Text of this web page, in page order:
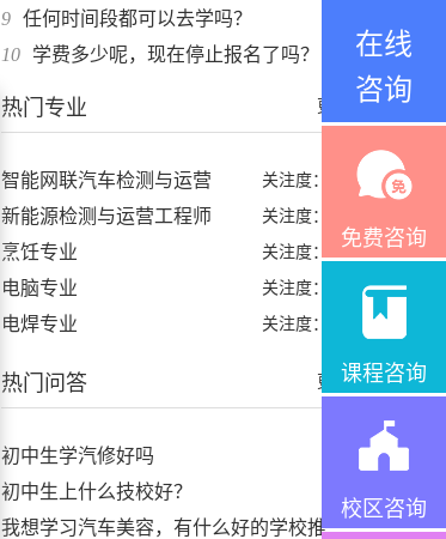
9 任何时间段都可以去学吗？
10
学费多少呢，现在停止报名了吗？
热门专业 更多>
智能网联汽车检测与运营 关注度：98%
新能源检测与运营工程师 关注度：99%
烹饪专业 关注度：97%
电脑专业 关注度：96%
电焊专业 关注度：97%
热门问答 更多>
初中生学汽修好吗
初中生上什么技校好？
我想学习汽车美容，有什么好的学校推
在线
咨询
免费咨询
课程咨询
校区咨询